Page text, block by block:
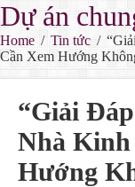
Dự án
Home / Tin tức /
Cần Xem Hướng
“Giải
Nhà Kinh
Hướng